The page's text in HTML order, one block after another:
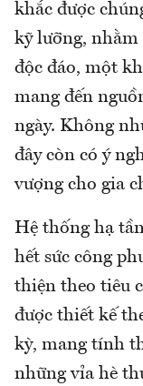
khắc được
kỹ lưỡng, nhằm
độc đáo, một
mang đến
ngày. Không
đây còn có ý
vượng cho gia
Hệ thống hạ
hết sức công
thiện theo tiêu
được thiết kế
kỳ, mang tính
những vỉa hè